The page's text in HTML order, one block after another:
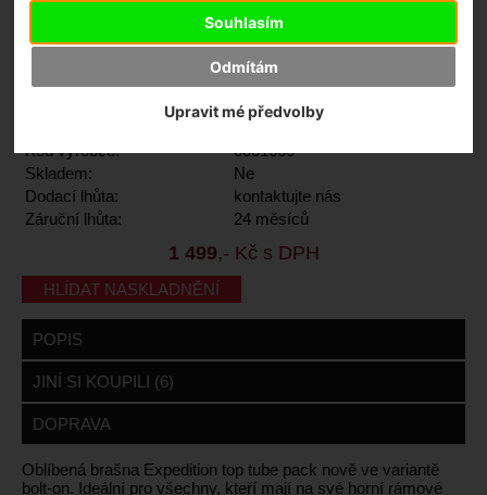
Souhlasím
Odmítám
Upravit mé předvolby
Kód výrobce:
0001660
Skladem:
Ne
Dodací lhůta:
kontaktujte nás
Záruční lhůta:
24 měsíců
1 499,- Kč s DPH
HLÍDAT NASKLADNĚNÍ
POPIS
JINÍ SI KOUPILI (6)
DOPRAVA
Oblíbená brašna Expedition top tube pack nově ve variantě
bolt-on. Ideální pro všechny, kteří mají na své horní rámové